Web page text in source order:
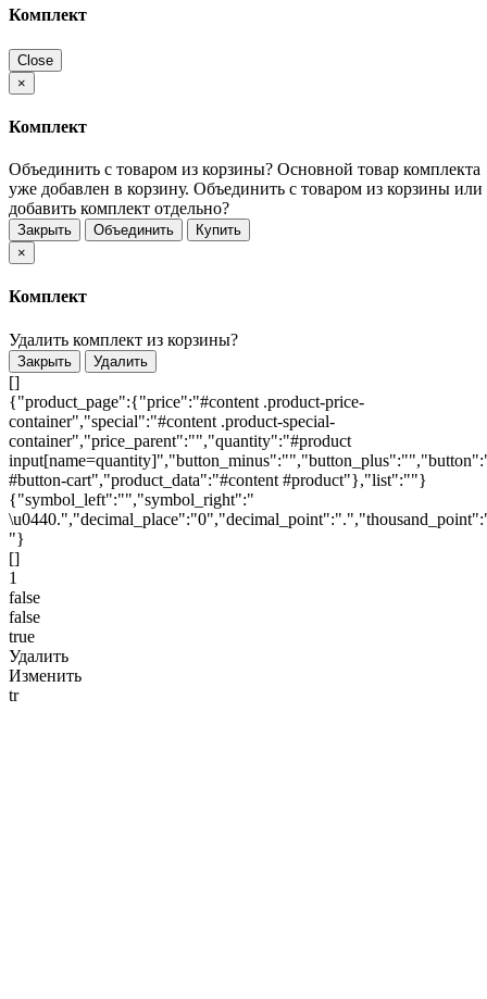
Комплект
Close
×
Комплект
Объединить с товаром из корзины? Основной товар комплекта
уже добавлен в корзину. Объединить с товаром из корзины или
добавить комплект отдельно?
Закрыть Объединить
Купить
×
Комплект
Удалить комплект из корзины?
Закрыть Удалить
[]
{"product_page":{"price":"#content .product-price-
container","special":"#content .product-special-
container","price_parent":"","quantity":"#product
#button-cart","product_data":"#content #product"},"list":""}
{"symbol_left":"","symbol_right":"
"}
[]
1
false
false
true
Удалить
Изменить
tr